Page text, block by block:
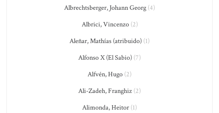
Albrechtsberger, Johann Georg (4)
Albrici, Vincenzo(2)
Aleñar, Mathías (atribuido) (1)
Alfonso X (El Sabio) (7)
Alfvén, Hugo (2)
Ali-Zadeh, Franghiz (2)
Alimonda, Heitor (1)